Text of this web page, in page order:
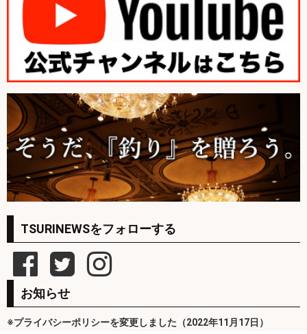
TSURINEWSをフォローする
お知らせ
※プライバシーポリシーを変更しました（2022年11月17日）